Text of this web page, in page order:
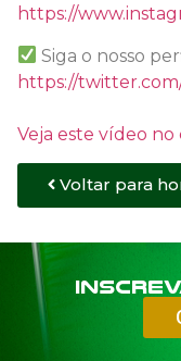
https://
Siga o nosso
https://
Veja este vídeo
Voltar para